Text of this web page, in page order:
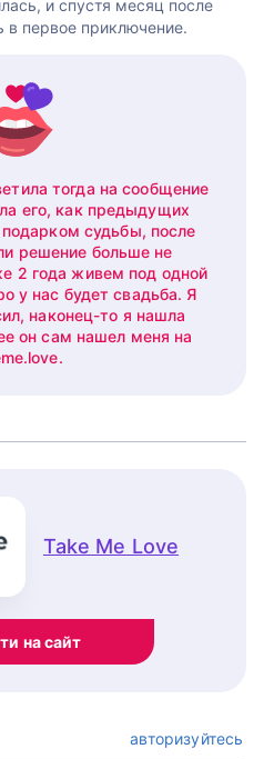
и спустя месяц после
в первое приключение.
тогда на сообщение
его, как предыдущих
судьбы, после
решение больше не
2 года живем под одной
у нас будет свадьба. Я
наконец-то я нашла
он сам нашел меня на
Take Me Love
на сайт
авторизуйтесь